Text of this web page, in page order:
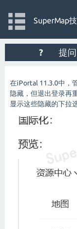
SuperMap
? 提问
在iPortal 11.3.0中，
隐藏，但退出登录再
显示这些隐藏的下拉